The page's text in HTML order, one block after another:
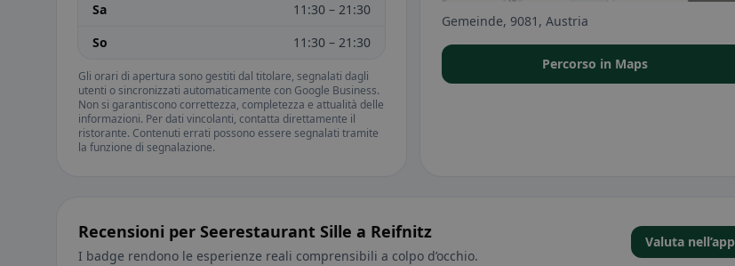
Sa
11:30 – 21:30
So
11:30 – 21:30
Gli orari di apertura sono gestiti dal titolare, segnalati dagli
utenti o sincronizzati automaticamente con Google Business.
Non si garantiscono correttezza, completezza e attualità delle
informazioni. Per dati vincolanti, contatta direttamente il
ristorante. Contenuti errati possono essere segnalati tramite
la funzione di segnalazione.
Gemeinde, 9081, Austria
Percorso in Maps
Recensioni per Seerestaurant Sille a Reifnitz
I badge rendono le esperienze reali comprensibili a colpo d’occhio.
Valuta nell’app